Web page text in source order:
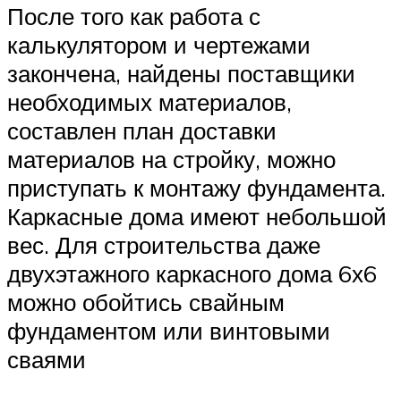
После того как работа с
калькулятором и чертежами
закончена, найдены поставщики
необходимых материалов,
составлен план доставки
материалов на стройку, можно
приступать к монтажу фундамента.
Каркасные дома имеют небольшой
вес. Для строительства даже
двухэтажного каркасного дома 6х6
можно обойтись свайным
фундаментом или винтовыми
сваями